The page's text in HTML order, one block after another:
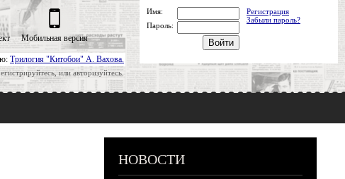
Трилогия "Китобои" А. Вахова.
или авторизуйтесь.
Мобильная версия
Имя:
Регистрация
Забыли пароль?
Пароль:
НОВОСТИ